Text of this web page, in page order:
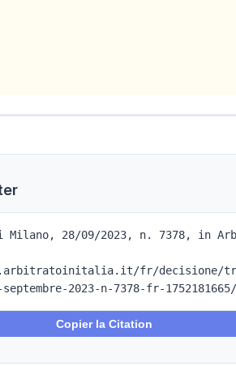
Milano, 28/09/2023, n. 7378, in
fr/decisione/
2023-n-7378-fr-1752181665/
Copier la Citation